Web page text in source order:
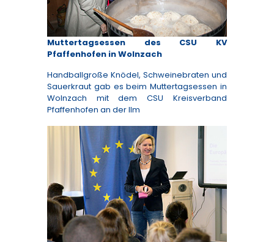
Muttertagsessen des CSU KV
Pfaffenhofen in Wolnzach
Handballgroße Knödel, Schweinebraten und
Sauerkraut gab es beim Muttertagsessen in
Wolnzach mit dem CSU Kreisverband
Pfaffenhofen an der Ilm